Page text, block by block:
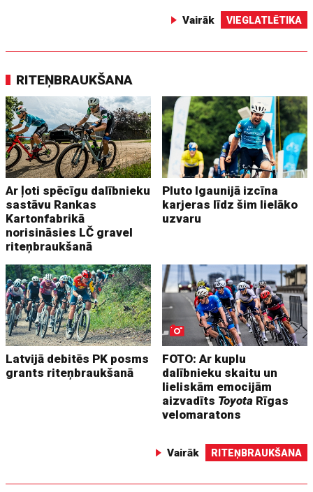
Vairāk VIEGLATLĒTIKA
RITEŅBRAUKŠANA
Ar ļoti spēcīgu dalībnieku
sastāvu Rankas
Kartonfabrikā
norisināsies LČ gravel
riteņbraukšanā
Pluto Igaunijā izcīna
karjeras līdz šim lielāko
uzvaru
Latvijā debitēs PK posms
grants riteņbraukšanā
FOTO: Ar kuplu
dalībnieku skaitu un
lieliskām emocijām
aizvadīts Toyota Rīgas
velomaratons
Vairāk RITEŅBRAUKŠANA